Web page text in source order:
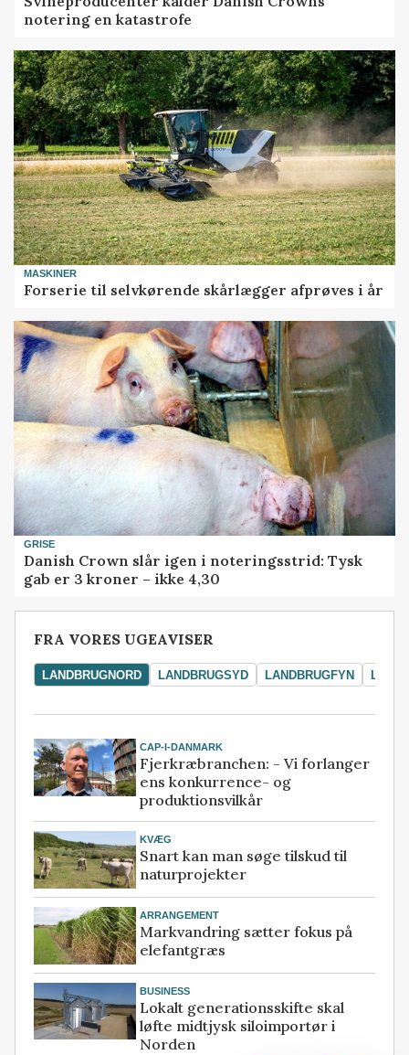
notering en katastrofe
MASKINER
Forserie til selvkørende skårlægger afprøves i år
GRISE
Danish Crown slår igen i noteringsstrid: Tysk
gab er 3 kroner – ikke 4,30
FRA VORES UGEAVISER
LANDBRUGNORD LANDBRUGSYD LANDBRUGFYN
CAP-I-DANMARK
Fjerkræbranchen: - Vi forlanger
ens konkurrence- og
produktionsvilkår
KVÆG
Snart kan man søge tilskud til
naturprojekter
ARRANGEMENT
Markvandring sætter fokus på
elefantgræs
BUSINESS
Lokalt generationsskifte skal
løfte midtjysk siloimportør i
Norden